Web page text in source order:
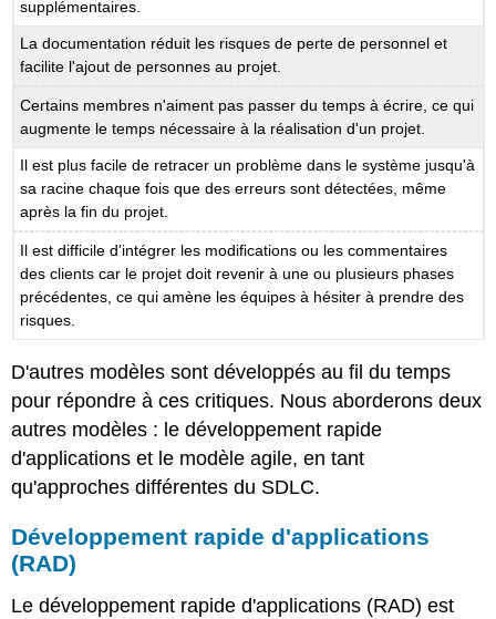
supplémentaires.
La documentation réduit les risques de perte de personnel et
facilite l'ajout de personnes au projet.
Certains membres n'aiment pas passer du temps à écrire, ce qui
augmente le temps nécessaire à la réalisation d'un projet.
Il est plus facile de retracer un problème dans le système jusqu'à
sa racine chaque fois que des erreurs sont détectées, même
après la fin du projet.
Il est difficile d'intégrer les modifications ou les commentaires
des clients car le projet doit revenir à une ou plusieurs phases
précédentes, ce qui amène les équipes à hésiter à prendre des
risques.
D'autres modèles sont développés au fil du temps
pour répondre à ces critiques. Nous aborderons deux
autres modèles : le développement rapide
d'applications et le modèle agile, en tant
qu'approches différentes du SDLC.
Développement rapide d'applications
(RAD)
Le développement rapide d'applications (RAD) est